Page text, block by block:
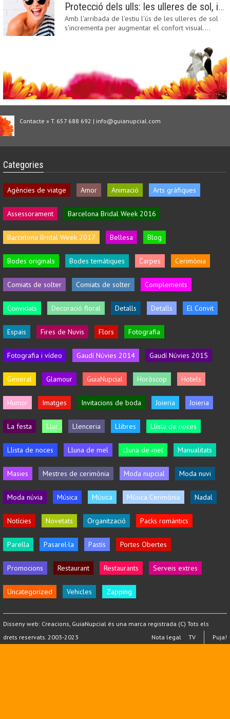
Protecció dels ulls: les ulleres de sol, imprescindibles en una boda estiuenca
Amb l'arribada de l'estiu l'ús de les ulleres de sol
s'incrementa per augmentar el confort visual.…
Contacte » T. 657 688 692 | info@guianupcial.com
Categories
Agències de viatge Amor Animació Arts gràfiques
Assessorament Barcelona Bridal Week 2016
Barcelona Bridal Week 2017 Bellesa Blog
Bodes originals Bodes temàtiques Carpes Cerimònia
Comiats de solter Comiats de solter Complements
Convidats Decoració floral Detalls Detalls El Convit
Espais Fires de Nuvis Flors Fotografia
Fotografia i vídeo Gaudí Núvies 2014 Gaudí Núvies 2015
General Glamour GuiaNupcial Horòscop Hotels
Humor Imatges Invitacions de boda Joieria Joieria
La festa Llar Llenceria Llibres Llista de noces
Llista de noces Lluna de mel Lluna de mel Manualitats
Masies Mestres de cerimònia Moda nupcial Moda nuvi
Moda núvia Música Música Música Cerimònia Nadal
Notícies Novetats Organització Packs romàntics
Parella Pasarel·la Pastís Portes Obertes
Promocions Restaurant Restaurants Serveis extres
Uncategorized Vehicles Zapping
Disseny web: Creacions , GuiaNupcial és una marca registrada (C) Tots els
drets reservats. 2003-2023
Puja!
Nota legal TV